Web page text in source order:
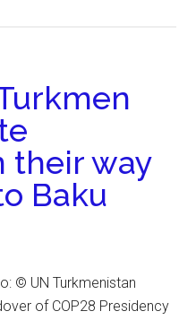
their way
Baku
© UN Turkmenistan
of COP28 Presidency